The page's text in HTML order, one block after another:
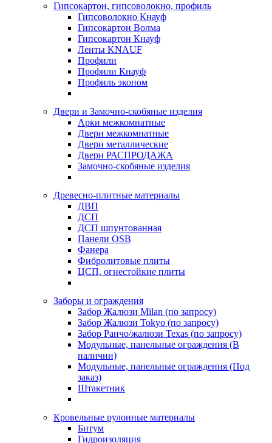
Гипсокартон, гипсоволокно, профиль
Гипсоволокно Кнауф
Гипсокартон Волма
Гипсокартон Кнауф
Ленты KNAUF
Профили
Профили Кнауф
Профиль эконом
Двери и Замочно-скобяные изделия
Арки межкомнатные
Двери межкомнатные
Двери металлические
Двери РАСПРОДАЖА
Замочно-скобяные изделия
Древесно-плитные материалы
ДВП
ДСП
ДСП шпунтованная
Панели OSB
Фанера
Фибролитовые плиты
ЦСП, огнестойкие плиты
Заборы и ограждения
Забор Жалюзи Milan (по запросу)
Забор Жалюзи Tokyo (по запросу)
Забор Ранчо/жалюзи Texas (по запросу)
Модульные, панельные ограждения (В
наличии)
Модульные, панельные ограждения (Под
заказ)
Штакетник
Кровельные рулонные материалы
Битум
Гидроизоляция